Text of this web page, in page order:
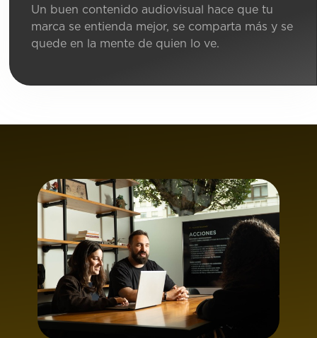
Un buen contenido audiovisual hace que tu
marca se entienda mejor, se comparta más y se
quede en la mente de quien lo ve.